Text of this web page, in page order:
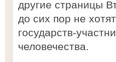
другие страницы
до сих пор не
государств-
человечества.